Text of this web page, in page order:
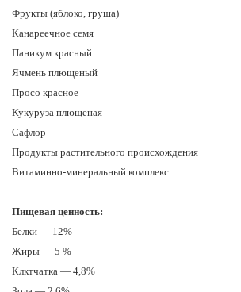
Фрукты (яблоко, груша)
Канареечное семя
Паникум красный
Ячмень плющеный
Просо красное
Кукуруза плющеная
Сафлор
Продукты растительного происхождения
Витаминно-минеральный комплекс
Пищевая ценность:
Белки — 12%
Жиры — 5 %
Клктчатка — 4,8%